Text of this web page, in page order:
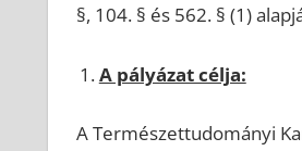
§, 104. § és 562. § (1)
A pályázat célja:
A Természettudományi